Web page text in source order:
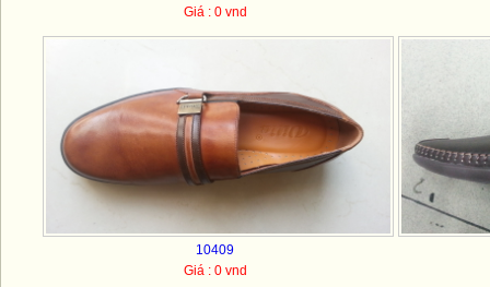
Giá : 0 vnd
10409
Giá : 0 vnd